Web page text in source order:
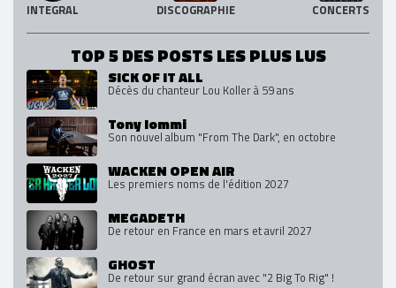
INTEGRAL DISCOGRAPHIE CONCERTS
TOP 5 DES POSTS LES PLUS LUS
SICK OF IT ALL
Décès du chanteur Lou Koller à 59 ans
Tony Iommi
Son nouvel album "From The Dark", en octobre
WACKEN OPEN AIR
Les premiers noms de l'édition 2027
MEGADETH
De retour en France en mars et avril 2027
GHOST
De retour sur grand écran avec "2 Big To Rig" !